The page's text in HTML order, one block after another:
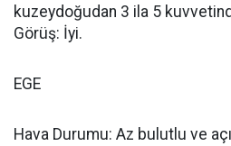
kuzeydoğudan 3 ila 5
Görüş: İyi.
EGE
Hava Durumu: Az bulutlu ve